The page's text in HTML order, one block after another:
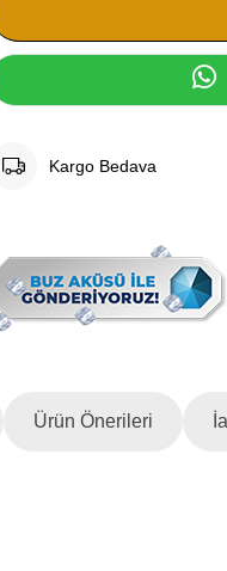
Kargo Bedava
Ürün Önerileri